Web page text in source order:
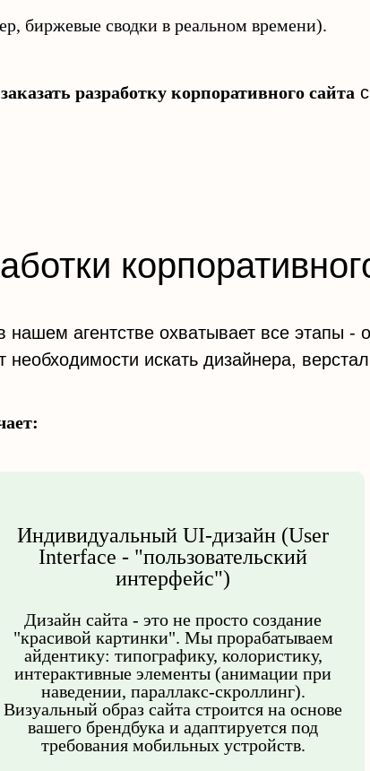
биржевые сводки в реальном времени).
заказать разработку корпоративного сайта
агентстве охватывает все этапы -
искать дизайнера,
Индивидуальный UI-дизайн (User
Interface - "пользовательский
интерфейс")
Дизайн сайта - это не просто создание
"красивой картинки". Мы прорабатываем
айдентику: типографику, колористику,
интерактивные элементы (анимации при
наведении, параллакс-скроллинг).
Визуальный образ сайта строится на основе
вашего брендбука и адаптируется под
требования мобильных устройств.